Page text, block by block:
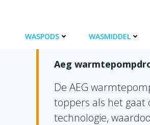
inhoud
WASPODS WASMIDDEL
UITGELICHT
Aeg
De AEG
toppers als het gaat
technologie,